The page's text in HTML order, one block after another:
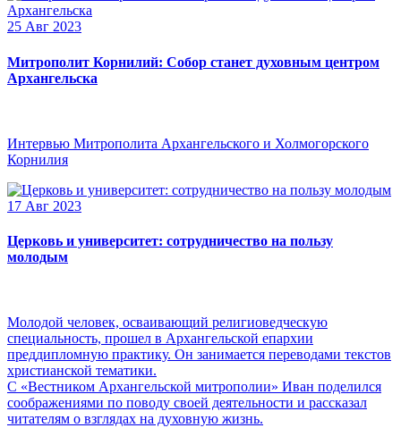
25 Авг 2023
Митрополит Корнилий: Собор станет духовным центром
Архангельска
Интервью Митрополита Архангельского и Холмогорского
Корнилия
17 Авг 2023
Церковь и университет: сотрудничество на пользу
молодым
Молодой человек, осваивающий религиоведческую
специальность, прошел в Архангельской епархии
преддипломную практику. Он занимается переводами текстов
христианской тематики.
С «Вестником Архангельской митрополии» Иван поделился
соображениями по поводу своей деятельности и рассказал
читателям о взглядах на духовную жизнь.